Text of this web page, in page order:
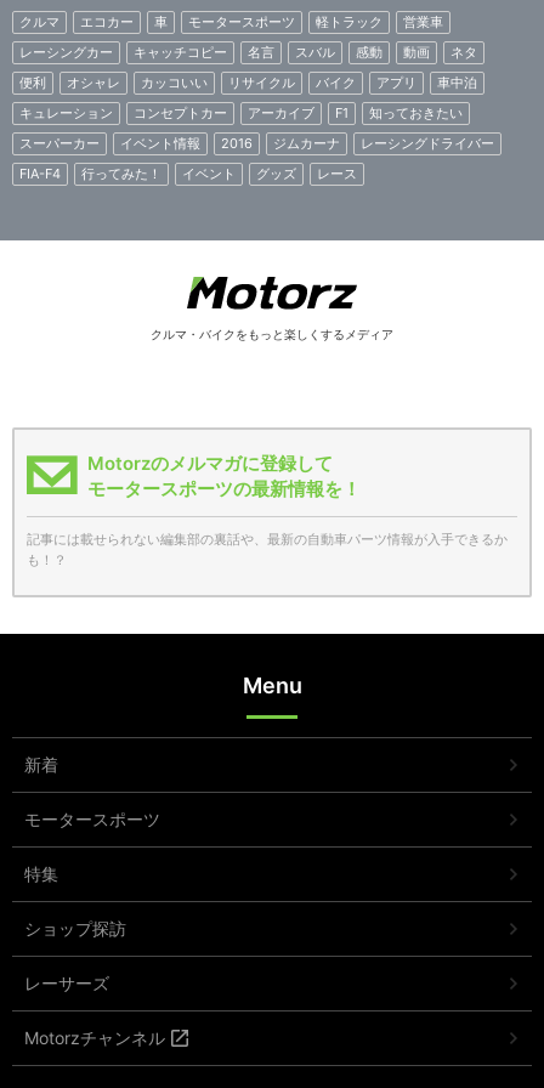
クルマ エコカー 車 モータースポーツ 軽トラック
営業車
レーシングカー
キャッチコピー 名言 スバル 感動 動画
ネタ
便利
オシャレ カッコいい リサイクル バイク アプリ
車中泊
キュレーション
コンセプトカー アーカイブ F1
知っておきたい
スーパーカー
イベント情報 2016 ジムカーナ
レーシングドライバー
FIA-F4
行ってみた！ イベント グッズ レース
クルマ・バイクをもっと楽しくするメディア
Motorzのメルマガに登録して
モータースポーツの最新情報を！
記事には載せられない編集部の裏話や、最新の自動車パーツ情報が入手できるか
も！？
Menu
新着
モータースポーツ
特集
ショップ探訪
レーサーズ
Motorzチャンネル